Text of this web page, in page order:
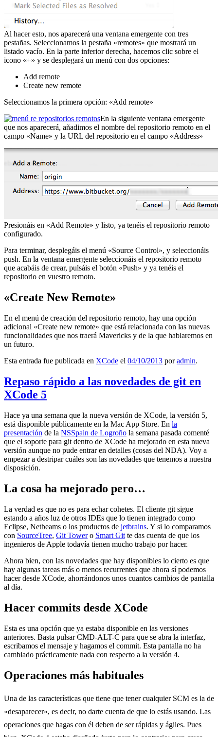
Al hacer esto, nos aparecerá una ventana emergente con tres
pestañas. Seleccionamos la pestaña «remotes» que mostrará un
listado vacío. En la parte inferior derecha, hacemos clic sobre el
icono «+» y se desplegará un menú con dos opciones:
Add remote
Create new remote
Seleccionamos la primera opción: «Add remote»
En la siguiente ventana emergente
que nos aparecerá, añadimos el nombre del repositorio remoto en el
campo «Name» y la URL del repositorio en el campo «Address»
Presionáis en «Add Remote» y listo, ya tenéis el repositorio remoto
configurado.
Para terminar, desplegáis el menú «Source Control», y seleccionáis
push. En la ventana emergente seleccionáis el repositorio remoto
que acabáis de crear, pulsáis el botón «Push» y ya tenéis el
repositorio en vuestro remoto.
«Create New Remote»
En el menú de creación del repositorio remoto, hay una opción
adicional «Create new remote» que está relacionada con las nuevas
funcionalidades que nos traerá Mavericks y de la que hablaremos en
un futuro.
Esta entrada fue publicada en XCode el 04/10/2013 poradmin.
Repaso rápido a las novedades de git en
XCode 5
Hace ya una semana que la nueva versión de XCode, la versión 5,
está disponible públicamente en la Mac App Store. En la
presentación de la NSSpain de Logroño la semana pasada comenté
que el soporte para git dentro de XCode ha mejorado en esta nueva
versión aunque no pude entrar en detalles (cosas del NDA). Voy a
empezar a destripar cuáles son las novedades que tenemos a nuestra
disposición.
La cosa ha mejorado pero…
La verdad es que no es para echar cohetes. El cliente git sigue
estando a años luz de otros IDEs que lo tienen integrado como
Eclipse, Netbeams o los productos de jetbrains. Y si lo comparamos
con SourceTree, Git Towero Smart Git te das cuenta de que los
ingenieros de Apple todavía tienen mucho trabajo por hacer.
Ahora bien, con las novedades que hay disponibles lo cierto es que
hay algunas tareas más o menos recurrentes que ahora sí podemos
hacer desde XCode, ahorrándonos unos cuantos cambios de pantalla
al día.
Hacer commits desde XCode
Esta es una opción que ya estaba disponible en las versiones
anteriores. Basta pulsar CMD-ALT-C para que se abra la interfaz,
escribamos el mensaje y hagamos el commit. Esta pantalla no ha
cambiado prácticamente nada con respecto a la versión 4.
Operaciones más habituales
Una de las características que tiene que tener cualquier SCM es la de
«desaparecer», es decir, no darte cuenta de que lo estás usando. Las
operaciones que hagas con él deben de ser rápidas y ágiles. Pues